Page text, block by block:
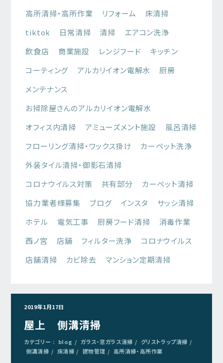
高所清掃・高所作業
リフォーム
床清掃
tiktok
日常清掃 清掃
エアコン洗浄
飲食店
商業施設 レンジフード
キッチン
コーティング
アルカリイオン電解水
厨房
メンテナンス
お掃除屋さんのアルカリイオン電解水
オフィス内清掃
アミューズメント施設
風呂清掃
フローリング清掃・ワックス掛け
カーペット洗浄
外装タイル清掃・御影石清掃
コロナウイルス対策
共有部分
カーペット清掃
協力業者様募集
ブログ インスタ
サッシ清掃
ホテル
電気工事 厨房フード清掃
消毒作業
西ノ宮
店舗 フィルター洗浄
コロナウイルス
店舗清掃
カビ除去 マンション定期清掃
2019年1月17日
屋上 側溝清掃
カテゴリー : blog ガラス・窓ガラス清掃
グリストラップ清掃
側溝清掃
床清掃 建物管理 高所清掃・高所作業